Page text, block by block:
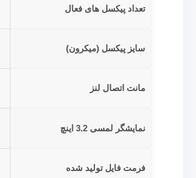
تعداد پیکسل های فعال
سایز پیکسل (میکرون)
مانت اتصال لنز
نمایشگر لمسی 3.2 اینچ
فرمت فایل تولید شده